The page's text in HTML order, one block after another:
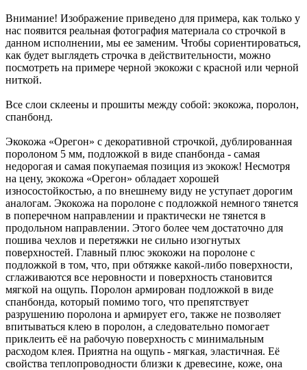
Внимание! Изображение приведено для примера, как только у
нас появится реальная фотография материала со строчкой в
данном исполнении, мы ее заменим. Чтобы сориентироваться,
как будет выглядеть строчка в действительности, можно
посмотреть на примере черной экокожи с красной или черной
ниткой.
Все слои склеены и прошиты между собой: экокожа, поролон,
спанбонд.
Экокожа «Орегон» с декоративной строчкой, дублированная
поролоном 5 мм, подложкой в виде спанбонда - самая
недорогая и самая покупаемая позиция из экокож! Несмотря
на цену, экокожа «Орегон» обладает хорошей
износостойкостью, а по внешнему виду не уступает дорогим
аналогам. Экокожа на поролоне с подложкой немного тянется
в поперечном направлении и практически не тянется в
продольном направлении. Этого более чем достаточно для
пошива чехлов и перетяжки не сильно изогнутых
поверхностей. Главный плюс экокожи на поролоне с
подложкой в том, что, при обтяжке какой-либо поверхности,
сглаживаются все неровности и поверхность становится
мягкой на ощупь. Поролон армирован подложкой в виде
спанбонда, который помимо того, что препятствует
разрушению поролона и армирует его, также не позволяет
впитываться клею в поролон, а следовательно помогает
приклеить её на рабочую поверхность с минимальным
расходом клея. Приятна на ощупь - мягкая, эластичная. Её
свойства теплопроводности близки к древесине, коже, она